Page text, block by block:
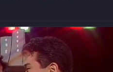
剧大爆小贩搵钱绝招，让大家购物时
么？一毫子会带来多少欢乐？主持
陈友亦会客串演出趣剧“点解剧场之点